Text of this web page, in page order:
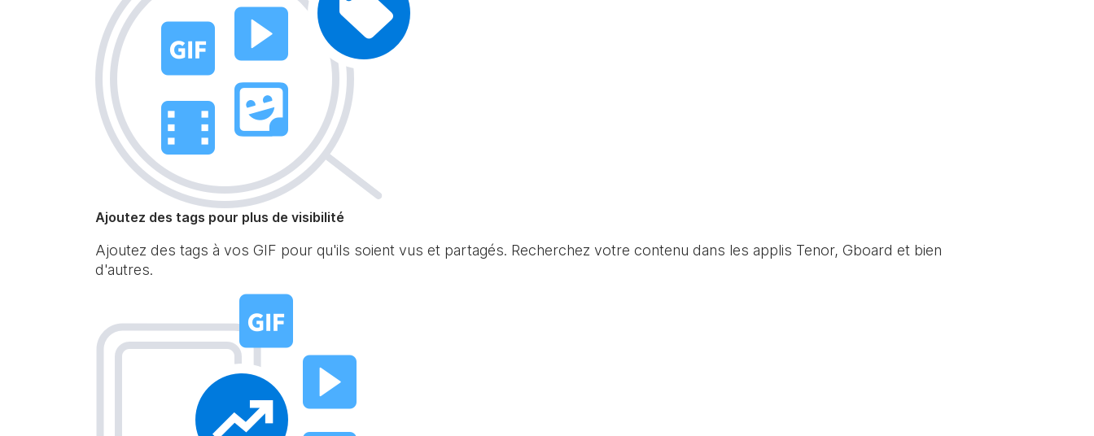
Ajoutez des tags pour plus de visibilité
Ajoutez des tags à vos GIF pour qu'ils soient vus et partagés. Recherchez votre contenu dans les applis Tenor, Gboard et bien
d'autres.